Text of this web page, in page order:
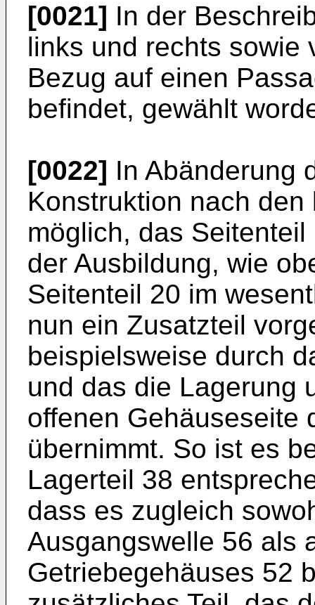
[0021] In der
links und rechts sowie
Bezug auf einen
befindet, gewählt
[0022] In Abänderung
Konstruktion nach
möglich, das
der Ausbildung, wie
Seitenteil 20 im
nun ein Zusatzteil
beispielsweise durch
und das die Lagerung
offenen Gehäuseseite
übernimmt. So ist es
Lagerteil 38
dass es zugleich
Ausgangswelle 56 als
Getriebegehäuses 52